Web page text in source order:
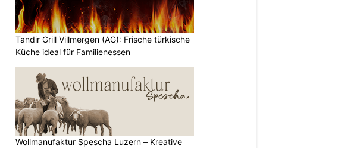
Tandir Grill Villmergen (AG): Frische türkische
Küche ideal für Familienessen
Wollmanufaktur Spescha Luzern – Kreative